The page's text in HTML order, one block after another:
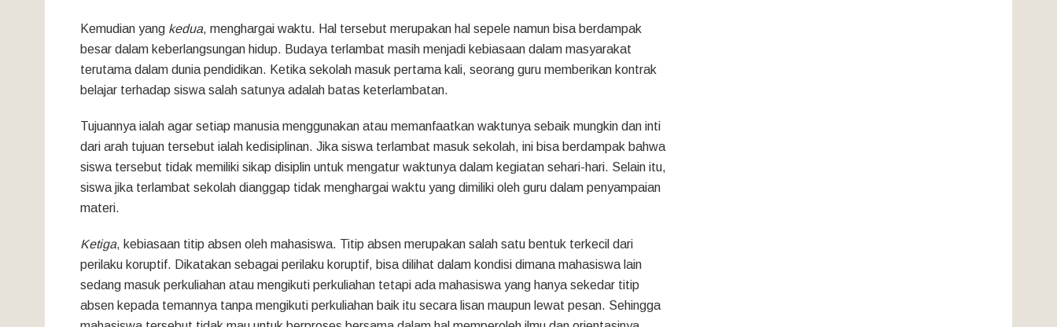
Kemudian yang kedua, menghargai waktu. Hal tersebut merupakan hal sepele namun bisa berdampak
besar dalam keberlangsungan hidup. Budaya terlambat masih menjadi kebiasaan dalam masyarakat
terutama dalam dunia pendidikan. Ketika sekolah masuk pertama kali, seorang guru memberikan kontrak
belajar terhadap siswa salah satunya adalah batas keterlambatan.
Tujuannya ialah agar setiap manusia menggunakan atau memanfaatkan waktunya sebaik mungkin dan inti
dari arah tujuan tersebut ialah kedisiplinan. Jika siswa terlambat masuk sekolah, ini bisa berdampak bahwa
siswa tersebut tidak memiliki sikap disiplin untuk mengatur waktunya dalam kegiatan sehari-hari. Selain itu,
siswa jika terlambat sekolah dianggap tidak menghargai waktu yang dimiliki oleh guru dalam penyampaian
materi.
Ketiga, kebiasaan titip absen oleh mahasiswa. Titip absen merupakan salah satu bentuk terkecil dari
perilaku koruptif. Dikatakan sebagai perilaku koruptif, bisa dilihat dalam kondisi dimana mahasiswa lain
sedang masuk perkuliahan atau mengikuti perkuliahan tetapi ada mahasiswa yang hanya sekedar titip
absen kepada temannya tanpa mengikuti perkuliahan baik itu secara lisan maupun lewat pesan. Sehingga